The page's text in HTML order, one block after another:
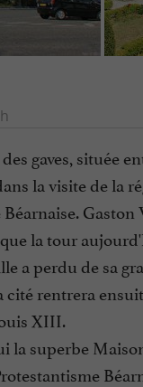
gaves, située
la visite de la
la tour
a perdu de sa
cité rentrera
XIII.
la superbe